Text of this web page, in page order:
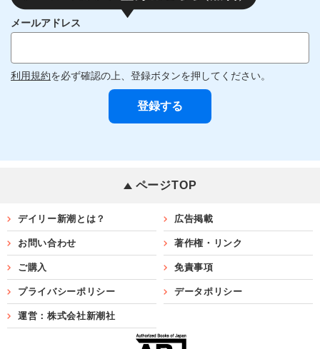
メールアドレス
利用規約を必ず確認の上、登録ボタンを押してください。
ページTOP
デイリー新潮とは？ 広告掲載
お問い合わせ 著作権・リンク
ご購入 免責事項
プライバシーポリシー データポリシー
運営：株式会社新潮社